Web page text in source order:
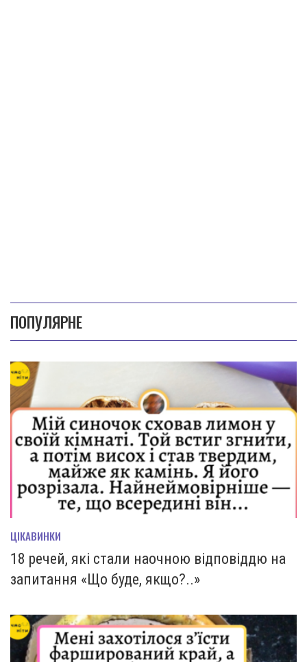
ПОПУЛЯРНЕ
ЦІКАВИНКИ
18 речей, які стали наочною відповіддю на
запитання «Що буде, якщо?..»